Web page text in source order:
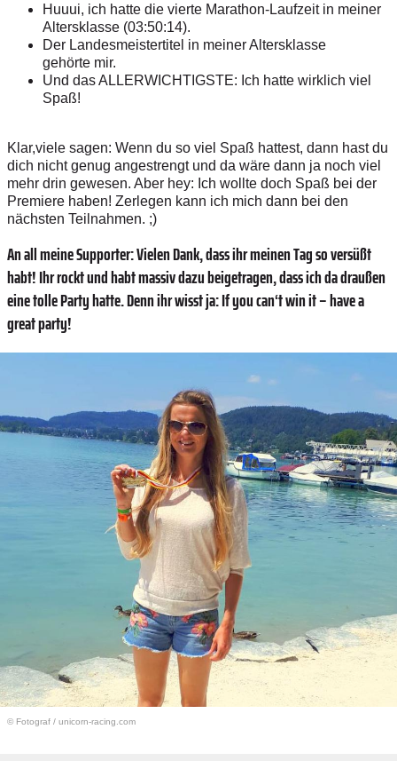
Huuui, ich hatte die vierte Marathon-Laufzeit in meiner
A tersk asse (03:50:14).
Der Landesmeistertite in meinerA ltersk asse
gehörte mir.
Und dasA LLERW CHT GSTE: Ich hatte wirk ich vie
Spaß!
K ar,vie le sagen: Wenn du so vie l Spaß hattest, dann hastdu
dich nichtgenug angestrengt und da wäre dann ja noch vie
mehr drin gewesen. Aber hey: I ch wo te doch Spaß bei der
Premiere haben! Zer egen kann ich mich dann bei den
nächsten Tei nahmen. ;)
An all meine Supporter: Vielen Dank, dass ihr meinen Tag so versüßt
habt! Ihr rockt und habt massiv dazu beigetragen, dass ich da draußen
eine tolle Party hatte.Denn ihr wisst ja: If you can‘t win it – have a
great party!
© Fotograf / unicorn-racing.com